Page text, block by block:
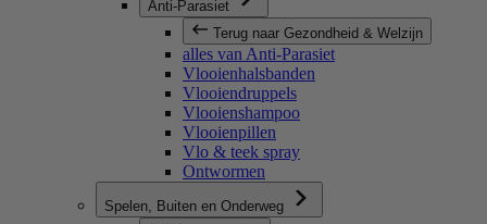
Anti-Parasiet
Terug naar Gezondheid & Welzijn
alles van Anti-Parasiet
Vlooienhalsbanden
Vlooiendruppels
Vlooienshampoo
Vlooienpillen
Vlo & teek spray
Ontwormen
Spelen, Buiten en Onderweg